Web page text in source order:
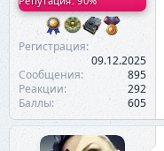
Регистрация
09.12.2025
Сообщения
895
Реакции
292
Баллы
605